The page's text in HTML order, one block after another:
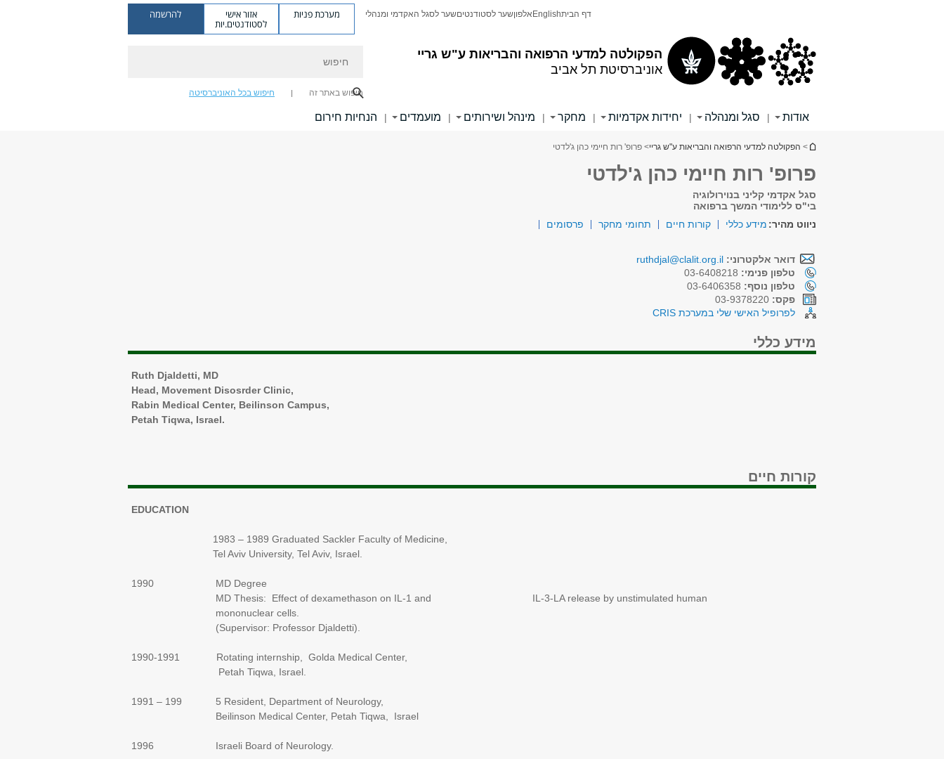
הפקולטה למדעי הרפואה והבריאות ע"ש גריי
אוניברסיטת תל אביב
דף הביתEnglish אלפוןשער לסטודנטיםשער לסגל האקדמי ומנהלי מערכת פניות אזור אישי
לסטודנטים.יות
להרשמה
חיפוש באתר זה חיפוש בכל האוניברסיטה
אודות | סגל ומנהלה | יחידות אקדמיות | מחקר | מינהל ושירותים | מועמדים | הנחיות חירום
הינך נמצא כאן
> הפקולטה למדעי הרפואה והבריאות ע"ש גריי> פרופ' רות חיימי כהן ג'לדטי
פרופ' רות חיימי כהן ג'לדטי
סגל אקדמי קליני בנוירולוגיה
בי"ס ללימודי המשך ברפואה
ניווט מהיר: מידע כללי קורות חיים תחומי מחקר פרסומים
דואר אלקטרוני: ruthdjal@clalit.org.il
טלפון פנימי:
טלפון נוסף:
פקס:
לפרופיל האישי שלי במערכת CRIS
מידע כללי
Ruth Djaldetti, MD
Head, Movement Disosrder Clinic,
Rabin Medical Center, Beilinson Campus,
Petah Tiqwa, Israel.
קורות חיים
EDUCATION
1983 – 1989 Graduated Sackler Faculty of Medicine,
Tel Aviv University, Tel Aviv, Israel.
1990 MD Degree
MD Thesis: Effect of dexamethason on IL-1 and IL-3-LA release by unstimulated human
mononuclear cells.
(Supervisor: Professor Djaldetti).
1990-1991 Rotating internship, Golda Medical Center,
Petah Tiqwa, Israel.
1991 – 199 5 Resident, Department of Neurology,
Beilinson Medical Center, Petah Tiqwa, Israel
1996 Israeli Board of Neurology.